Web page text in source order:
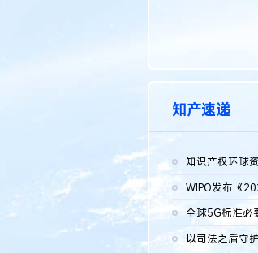
知产速递